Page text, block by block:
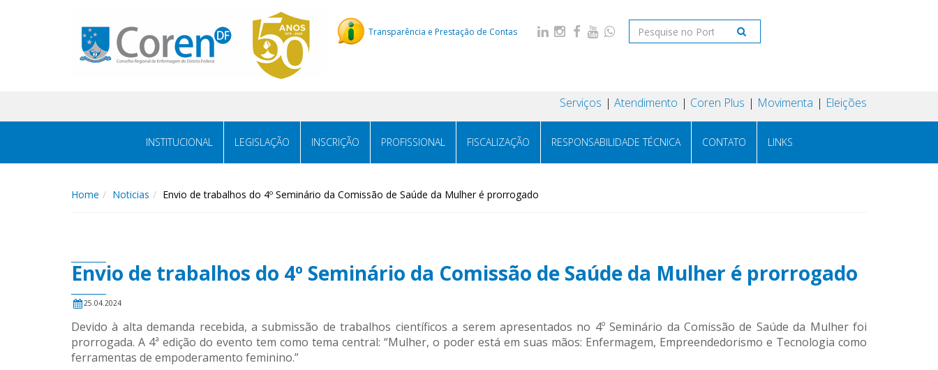
Transparência e Prestação de Contas
Serviços Atendimento Coren Plus Movimenta Eleições
INSTITUCIONAL LEGISLAÇÃO INSCRIÇÃO PROFISSIONAL FISCALIZAÇÃO RESPONSABILIDADE TÉCNICA CONTATO LINKS
Home Noticias Envio de trabalhos do 4º Seminário da Comissão de Saúde da Mulher é prorrogado
Envio de trabalhos do 4º Seminário da Comissão de Saúde da Mulher é prorrogado
25.04.2024
Devido à alta demanda recebida, a submissão de trabalhos científicos a serem apresentados no 4º Seminário da Comissão de Saúde da Mulher foi
prorrogada. A 4ª edição do evento tem como tema central: “Mulher, o poder está em suas mãos: Enfermagem, Empreendedorismo e Tecnologia como
ferramentas de empoderamento feminino.”